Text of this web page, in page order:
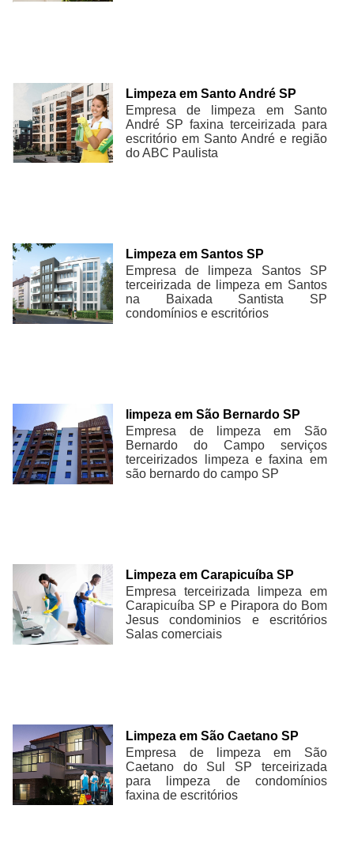
Limpeza em Santo André SP
Empresa de limpeza em Santo
André SP faxina terceirizada para
escritório em Santo André e região
do ABC Paulista
Limpeza em Santos SP
Empresa de limpeza Santos SP
terceirizada de limpeza em Santos
na Baixada Santista SP
condomínios e escritórios
limpeza em São Bernardo SP
Empresa de limpeza em São
Bernardo do Campo serviços
terceirizados limpeza e faxina em
são bernardo do campo SP
Limpeza em Carapicuíba SP
Empresa terceirizada limpeza em
Carapicuíba SP e Pirapora do Bom
Jesus condominios e escritórios
Salas comerciais
Limpeza em São Caetano SP
Empresa de limpeza em São
Caetano do Sul SP terceirizada
para limpeza de condomínios
faxina de escritórios